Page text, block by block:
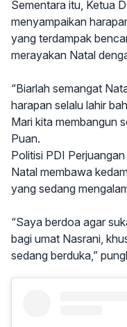
Sementara itu, Ketua
menyampaikan
yang terdampak
merayakan Natal
“Biarlah semangat
harapan selalu lahir
Mari kita membangun
Puan.
Politisi PDI
Natal membawa
yang sedang
“Saya berdoa agar
bagi umat Nasrani,
sedang berduka,”